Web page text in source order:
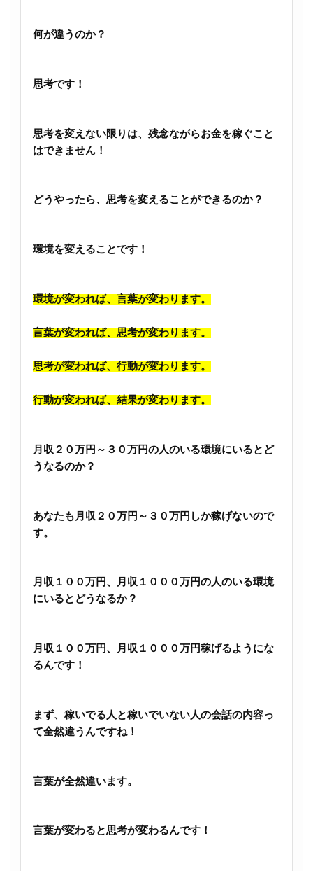
何が違うのか？
思考です！
思考を変えない限りは、残念ながらお金を稼ぐこと
はできません！
どうやったら、思考を変えることができるのか？
環境を変えることです！
環境が変われば、言葉が変わります。
言葉が変われば、思考が変わります。
思考が変われば、行動が変わります。
行動が変われば、結果が変わります。
月収２０万円～３０万円の人のいる環境にいるとど
うなるのか？
あなたも月収２０万円～３０万円しか稼げないので
す。
月収１００万円、月収１０００万円の人のいる環境
にいるとどうなるか？
月収１００万円、月収１０００万円稼げるようにな
るんです！
まず、稼いでる人と稼いでいない人の会話の内容っ
て全然違うんですね！
言葉が全然違います。
言葉が変わると思考が変わるんです！